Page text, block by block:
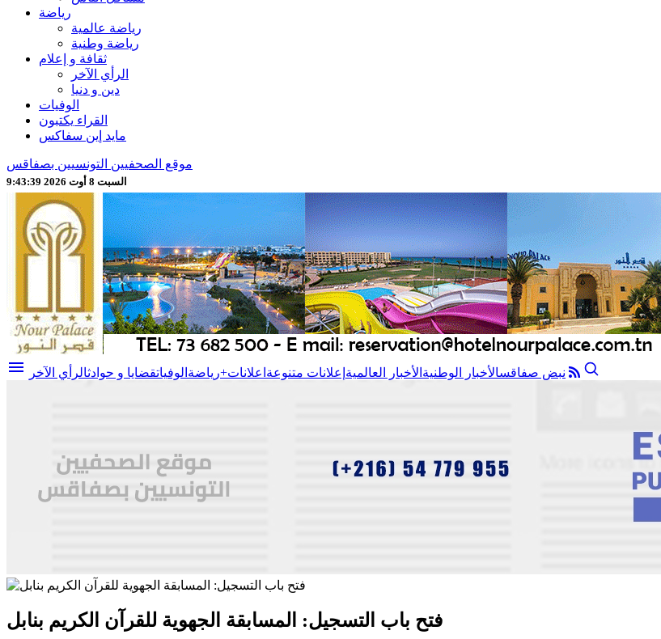
رياضة
رياضة عالمية
رياضة وطنية
ثقافة و إعلام
الرأي الآخر
دين و دنيا
الوفيات
القراء يكتبون
مايد إين سفاكس
موقع الصحفيين التونسيين بصفاقس
السبت 8 أوت 2026 9:43:41
menu نبض صفاقسالأخبار الوطنية الأخبار العالمية إعلانات متنوعة اعلانات+رياضة الوفياتقضايا و حوادثالرأي الآخر
فتح باب التسجيل: المسابقة الجهوية للقرآن الكريم بنابل